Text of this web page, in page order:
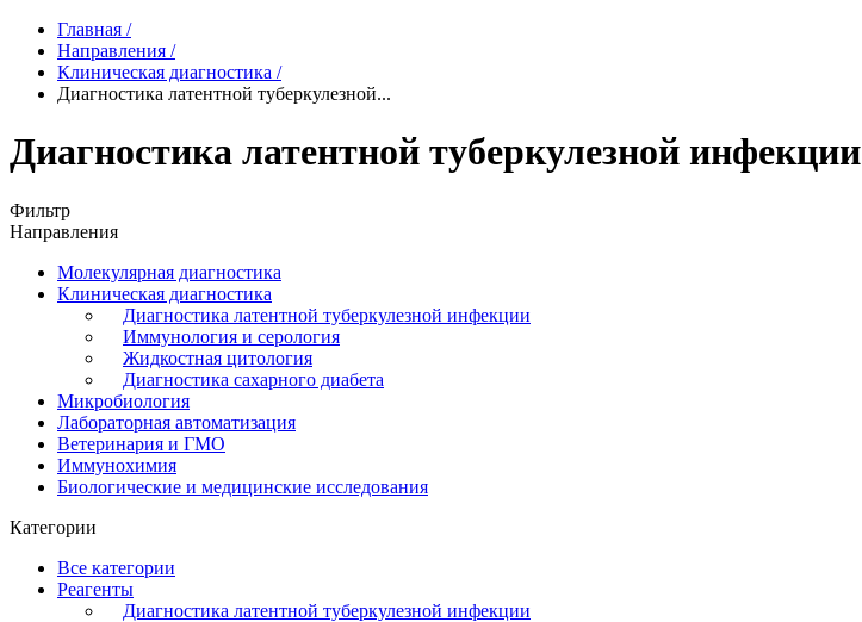
Главная /
Направления /
Клиническая диагностика /
Диагностика латентной туберкулезной...
Диагностика латентной туберкулезной инфекции
Фильтр
Направления
Молекулярная диагностика
Клиническая диагностика
Диагностика латентной туберкулезной инфекции
Иммунология и серология
Жидкостная цитология
Диагностика сахарного диабета
Микробиология
Лабораторная автоматизация
Ветеринария и ГМО
Иммунохимия
Биологические и медицинские исследования
Категории
Все категории
Реагенты
Диагностика латентной туберкулезной инфекции